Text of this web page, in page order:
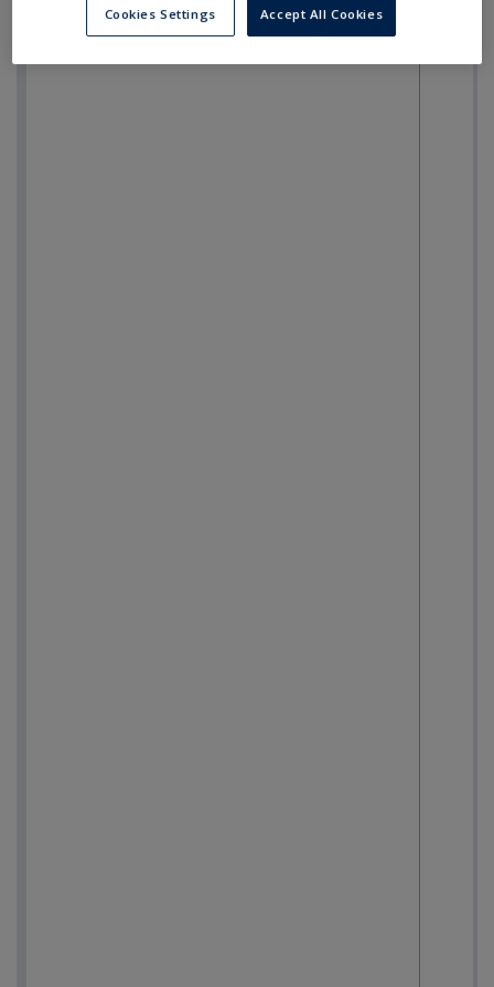
Cookies Settings Accept All Cookies